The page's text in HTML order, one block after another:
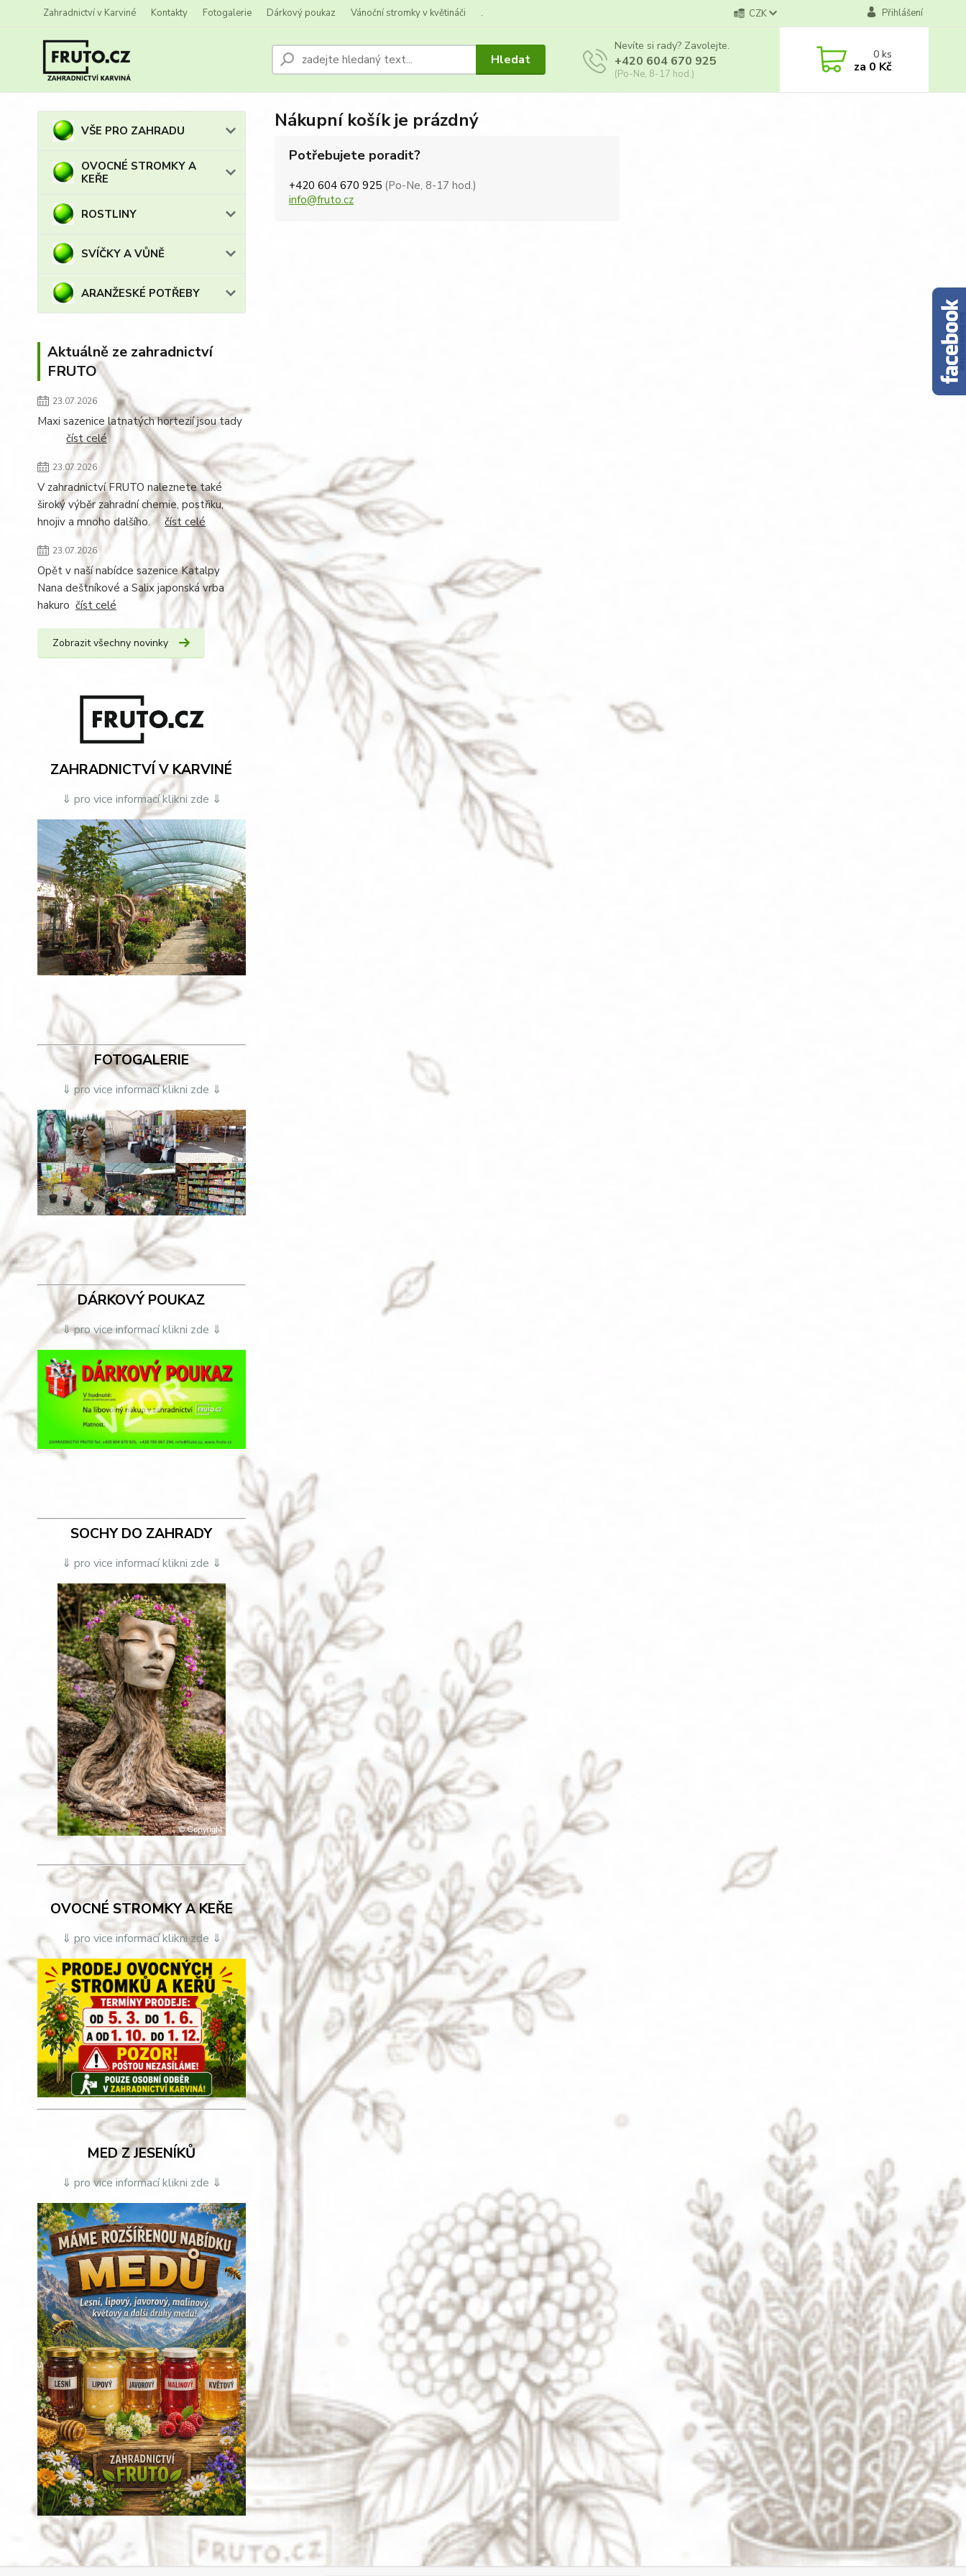
Zahradnictví v Karviné Kontakty Fotogalerie Dárkový poukaz Vánoční stromky v květináči . CZK Přihlášení
Hledat
Nevíte si rady? Zavolejte.
+420 604 670 925
(Po-Ne, 8-17 hod.)
0ks
za 0 Kč
VŠE PRO ZAHRADU
OVOCNÉ STROMKY A
KEŘE
ROSTLINY
SVÍČKY A VŮNĚ
ARANŽESKÉ POTŘEBY
Aktuálně ze zahradnictví
FRUTO
23.07.2026
Maxi sazenice latnatých hortezií jsou tady
číst celé
23.07.2026
V zahradnictví FRUTO naleznete také
široký výběr zahradní chemie, postřiku,
hnojiv a mnoho dalšího. číst celé
23.07.2026
Opět v naší nabídce sazenice Katalpy
Nana deštníkové a Salix japonská vrba
hakuro číst celé
Zobrazit všechny novinky
ZAHRADNICTVÍ V KARVINÉ
⇓ pro vice informací klikni zde ⇓
FOTOGALERIE
⇓ pro vice informací klikni zde ⇓
DÁRKOVÝ POUKAZ
⇓ pro vice informací klikni zde ⇓
SOCHY DO ZAHRADY
⇓ pro vice informací klikni zde ⇓
OVOCNÉ STROMKY A KEŘE
⇓ pro vice informací klikni zde ⇓
MED Z JESENÍKŮ
⇓ pro vice informací klikni zde ⇓
Nákupní košík je prázdný
Potřebujete poradit?
+420 604 670 925 (Po-Ne, 8-17 hod.)
info@fruto.cz